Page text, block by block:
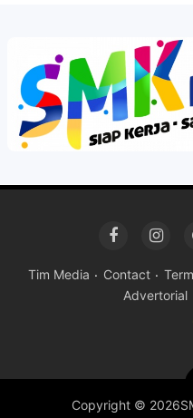
Tim Media Contact
Advertorial
Copyright ©